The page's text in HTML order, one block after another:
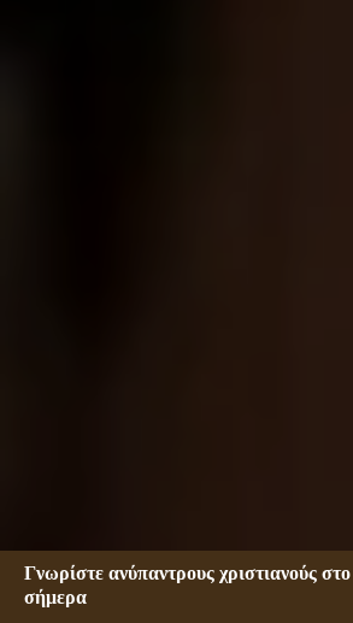
Γνωρίστε ανύπαντρους χριστιανούς
σήμερα